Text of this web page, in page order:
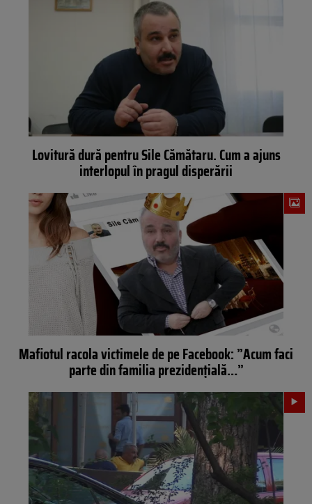
Lovitură dură pentru Sile Cămătaru. Cum a ajuns
interlopul în pragul disperării
Mafiotul racola victimele de pe Facebook: ”Acum faci
parte din familia prezidențială…”